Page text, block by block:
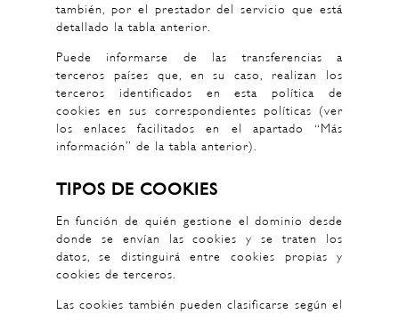
también, por el prestador del servicio que está
detallado la tabla anterior.
Puede informarse de las transferencias a
terceros países que, en su caso, realizan los
terceros identificados en esta política de
cookies en sus correspondientes políticas (ver
los enlaces facilitados en el apartado “Más
información” de la tabla anterior).
TIPOS DE COOKIES
En función de quién gestione el dominio desde
donde se envían las cookies y se traten los
datos, se distinguirá entre cookies propias y
cookies de terceros.
Las cookies también pueden clasificarse según el